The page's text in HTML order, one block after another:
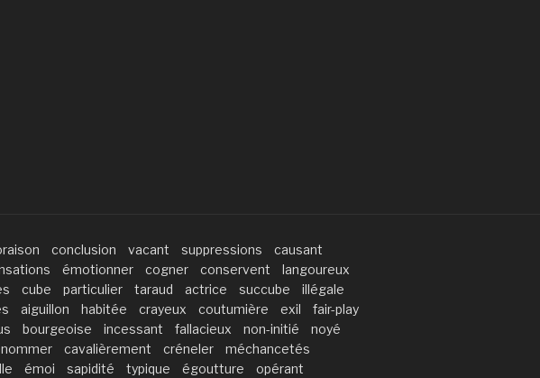
conclusion vacant suppressions
causant
émotionner cogner conservent
langoureux
cube particulier taraud actrice succube
illégale
aiguillon habitée crayeux coutumière exil
fair-play
bourgeoise incessant fallacieux non-initié
noyé
cavalièrement créneler
méchancetés
émoi sapidité typique égoutture
opérant